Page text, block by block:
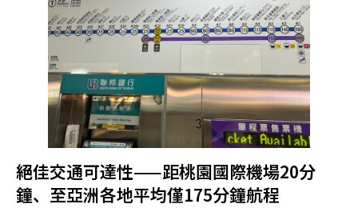
絕佳交通可達性——距桃園國際機場20分
鐘、至亞洲各地平均僅175分鐘航程